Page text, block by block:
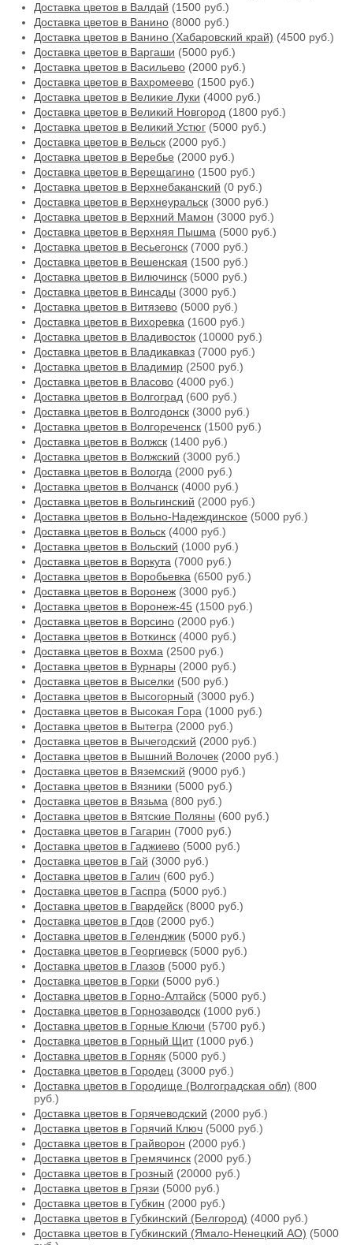
Доставка цветов в Валдай (1500 руб.)
Доставка цветов в Ванино (8000 руб.)
Доставка цветов в Ванино (Хабаровский край) (4500 руб.)
Доставка цветов в Варгаши (5000 руб.)
Доставка цветов в Васильево (2000 руб.)
Доставка цветов в Вахромеево (1500 руб.)
Доставка цветов в Великие Луки (4000 руб.)
Доставка цветов в Великий Новгород (1800 руб.)
Доставка цветов в Великий Устюг (5000 руб.)
Доставка цветов в Вельск (2000 руб.)
Доставка цветов в Веребье (2000 руб.)
Доставка цветов в Верещагино (1500 руб.)
Доставка цветов в Верхнебаканский (0 руб.)
Доставка цветов в Верхнеуральск (3000 руб.)
Доставка цветов в Верхний Мамон (3000 руб.)
Доставка цветов в Верхняя Пышма (5000 руб.)
Доставка цветов в Весьегонск (7000 руб.)
Доставка цветов в Вешенская (1500 руб.)
Доставка цветов в Вилючинск (5000 руб.)
Доставка цветов в Винсады (3000 руб.)
Доставка цветов в Витязево (5000 руб.)
Доставка цветов в Вихоревка (1600 руб.)
Доставка цветов в Владивосток (10000 руб.)
Доставка цветов в Владикавказ (7000 руб.)
Доставка цветов в Владимир (2500 руб.)
Доставка цветов в Власово (4000 руб.)
Доставка цветов в Волгоград (600 руб.)
Доставка цветов в Волгодонск (3000 руб.)
Доставка цветов в Волгореченск (1500 руб.)
Доставка цветов в Волжск (1400 руб.)
Доставка цветов в Волжский (3000 руб.)
Доставка цветов в Вологда (2000 руб.)
Доставка цветов в Волчанск (4000 руб.)
Доставка цветов в Вольгинский (2000 руб.)
Доставка цветов в Вольно-Надеждинское (5000 руб.)
Доставка цветов в Вольск (4000 руб.)
Доставка цветов в Вольский (1000 руб.)
Доставка цветов в Воркута (7000 руб.)
Доставка цветов в Воробьевка (6500 руб.)
Доставка цветов в Воронеж (3000 руб.)
Доставка цветов в Воронеж-45 (1500 руб.)
Доставка цветов в Ворсино (2000 руб.)
Доставка цветов в Воткинск (4000 руб.)
Доставка цветов в Вохма (2500 руб.)
Доставка цветов в Вурнары (2000 руб.)
Доставка цветов в Выселки (500 руб.)
Доставка цветов в Высогорный (3000 руб.)
Доставка цветов в Высокая Гора (1000 руб.)
Доставка цветов в Вытегра (2000 руб.)
Доставка цветов в Вычегодский (2000 руб.)
Доставка цветов в Вышний Волочек (2000 руб.)
Доставка цветов в Вяземский (9000 руб.)
Доставка цветов в Вязники (5000 руб.)
Доставка цветов в Вязьма (800 руб.)
Доставка цветов в Вятские Поляны (600 руб.)
Доставка цветов в Гагарин (7000 руб.)
Доставка цветов в Гаджиево (5000 руб.)
Доставка цветов в Гай (3000 руб.)
Доставка цветов в Галич (600 руб.)
Доставка цветов в Гаспра (5000 руб.)
Доставка цветов в Гвардейск (8000 руб.)
Доставка цветов в Гдов (2000 руб.)
Доставка цветов в Геленджик (5000 руб.)
Доставка цветов в Георгиевск (5000 руб.)
Доставка цветов в Глазов (5000 руб.)
Доставка цветов в Горки (5000 руб.)
Доставка цветов в Горно-Алтайск (5000 руб.)
Доставка цветов в Горнозаводск (1000 руб.)
Доставка цветов в Горные Ключи (5700 руб.)
Доставка цветов в Горный Щит(1000 руб.)
Доставка цветов в Горняк (5000 руб.)
Доставка цветов в Городец (3000 руб.)
Доставка цветов в Городище (Волгоградская обл) (800
руб.)
Доставка цветов в Горячеводский (2000 руб.)
Доставка цветов в Горячий Ключ (5000 руб.)
Доставка цветов в Грайворон (2000 руб.)
Доставка цветов в Гремячинск (2000 руб.)
Доставка цветов в Грозный (20000 руб.)
Доставка цветов в Грязи (5000 руб.)
Доставка цветов в Губкин (2000 руб.)
Доставка цветов в Губкинский (Белгород) (4000 руб.)
Доставка цветов в Губкинский (Ямало-Ненецкий АО) (5000